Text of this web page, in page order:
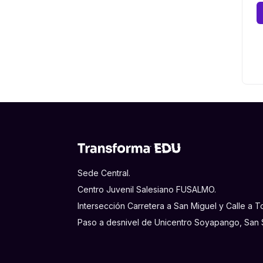
Sede Central.
Centro Juvenil Salesiano FUSALMO.
Intersección Carretera a San Miguel y Calle a
Paso a desnivel de Unicentro Soyapango, San